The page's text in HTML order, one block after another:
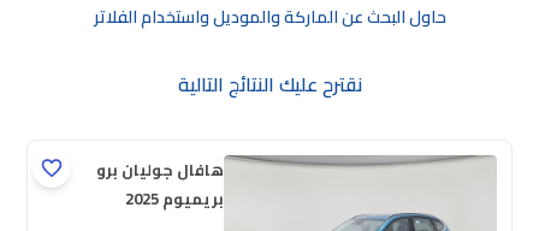
حاول البحث عن الماركة والموديل واستخدام الفلاتر
نقترح عليك النتائج التالية
هافال جوليان برو
بريميوم 2025